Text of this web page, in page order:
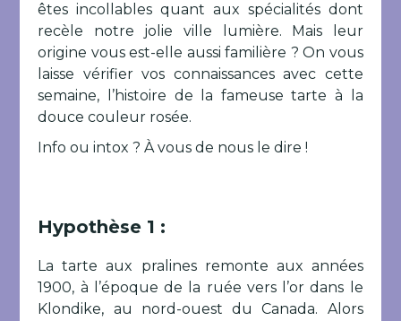
êtes incollables quant aux spécialités dont
recèle notre jolie ville lumière. Mais leur
origine vous est-elle aussi familière ? On vous
laisse vérifier vos connaissances avec cette
semaine, l’histoire de la fameuse tarte à la
douce couleur rosée.
Info ou intox ? À vous de nous le dire !
Hypothèse 1 :
La tarte aux pralines remonte aux années
1900, à l’époque de la ruée vers l’or dans le
Klondike, au nord-ouest du Canada. Alors